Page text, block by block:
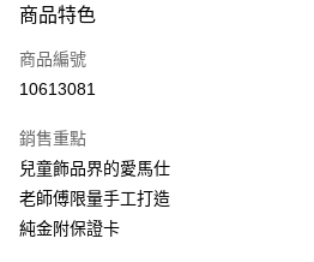
6 期 0 利率 每期
合作金庫商業銀行
上海商業儲蓄銀行
臺灣中小企業銀行
匯豐（台灣）商業銀行
聯邦商業銀行
元大商業銀行
LINE Pay
Apple Pay
街口支付
悠遊付
Google Pay
商品特色
商品編號
10613081
銷售重點
兒童飾品界的愛馬仕
老師傅限量手工打造
純金附保證卡